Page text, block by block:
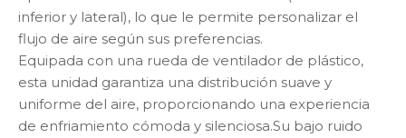
inferior y lateral), lo que le permite personalizar el
flujo de aire según sus preferencias.
Equipada con una rueda de ventilador de plástico,
esta unidad garantiza una distribución suave y
uniforme del aire, proporcionando una experiencia
de enfriamiento cómoda y silenciosa.Su bajo ruido